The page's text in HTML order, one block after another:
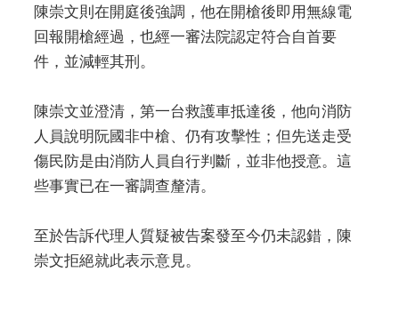
陳崇文則在開庭後強調，他在開槍後即用無線電
回報開槍經過，也經一審法院認定符合自首要
件，並減輕其刑。
陳崇文並澄清，第一台救護車抵達後，他向消防
人員說明阮國非中槍、仍有攻擊性；但先送走受
傷民防是由消防人員自行判斷，並非他授意。這
些事實已在一審調查釐清。
至於告訴代理人質疑被告案發至今仍未認錯，陳
崇文拒絕就此表示意見。